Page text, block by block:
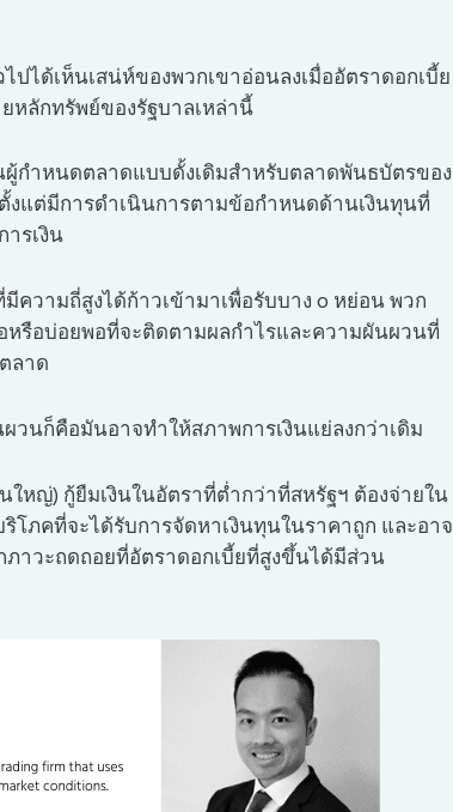
ได้เห็นเสน่ห์ของพวกเขาอ่อนลงเมื่ออัตราดอกเบี้ย
หลักทรัพย์ของรัฐบาลเหล่านี้
กำหนดตลาดแบบดั้งเดิมสำหรับตลาดพันธบัตรของ
แต่มีการดำเนินการตามข้อกำหนดด้านเงินทุนที่
รเงิน
วามถี่สูงได้ก้าวเข้ามาเพื่อรับบาง o หย่อน พวก
รือบ่อยพอที่จะติดตามผลกำไรและความผันผวนที่
ลาด
นก็คือมันอาจทำให้สภาพการเงินแย่ลงกว่าเดิม
หญ่) กู้ยืมเงินในอัตราที่ต่ำกว่าที่สหรัฐฯ ต้องจ่ายใน
โภคที่จะได้รับการจัดหาเงินทุนในราคาถูก และอาจ
ภาวะถดถอยที่อัตราดอกเบี้ยที่สูงขึ้นได้มีส่วน